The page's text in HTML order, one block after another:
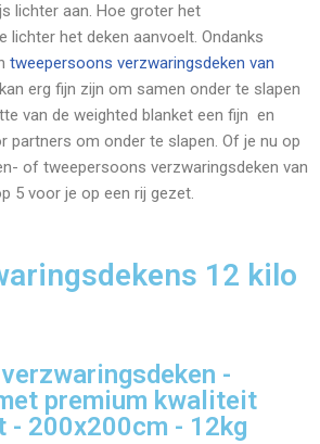
lichter aan. Hoe groter het
lichter het deken aanvoelt. Ondanks
tweepersoons verzwaringsdeken van
erg fijn zijn om samen onder te slapen
van de weighted blanket een fijn en
partners om onder te slapen. Of je nu op
of tweepersoons verzwaringsdeken van
5 voor je op een rij gezet.
12 kilo
-
premium kwaliteit
- 200x200cm - 12kg